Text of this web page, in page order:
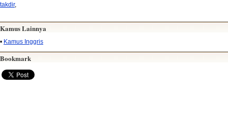
takdir,
Kamus Lainnya
• Kamus Inggris
Bookmark